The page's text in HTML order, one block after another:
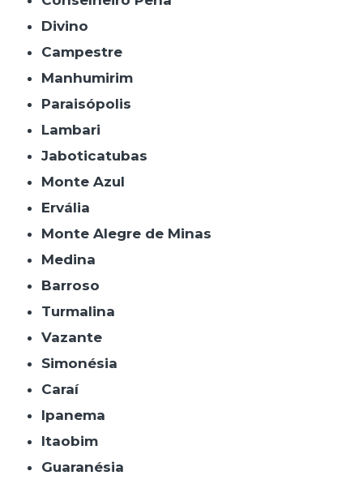
Divino
Campestre
Manhumirim
Paraisópolis
Lambari
Jaboticatubas
Monte Azul
Ervália
Monte Alegre de Minas
Medina
Barroso
Turmalina
Vazante
Simonésia
Caraí
Ipanema
Itaobim
Guaranésia